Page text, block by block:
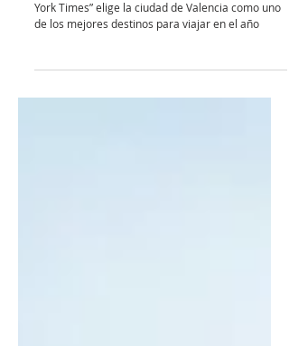
los mejores destinos para
York Times” elige la ciudad de Valencia como uno